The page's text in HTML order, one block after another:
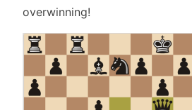
overwinning!